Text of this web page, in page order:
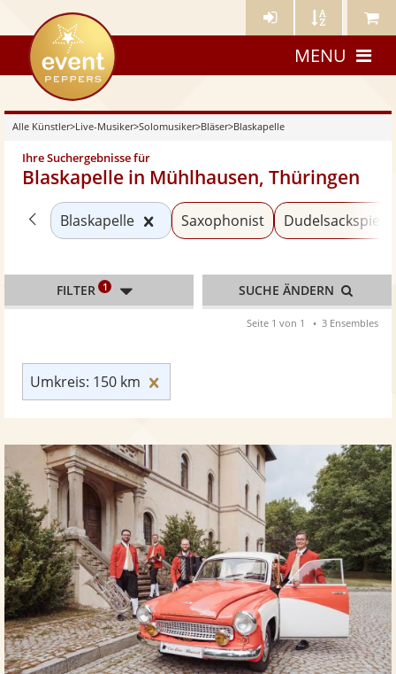
Künstler- Künstler Meine
eventpeppers
MENU
Alle Künstler>Live-Musiker>Solomusiker>Bläser>Blaskapelle
Ihre Suchergebnisse für
Blaskapelle in Mühlhausen, Thüringen
Zurück zu «Bläser»
Blaskapelle Kategorie «Blaskapelle»
Saxophonist
Umkreis: 150 km
FILTER 1 SUCHE ÄNDERN
Seite 1 von 1 3 Ensembles